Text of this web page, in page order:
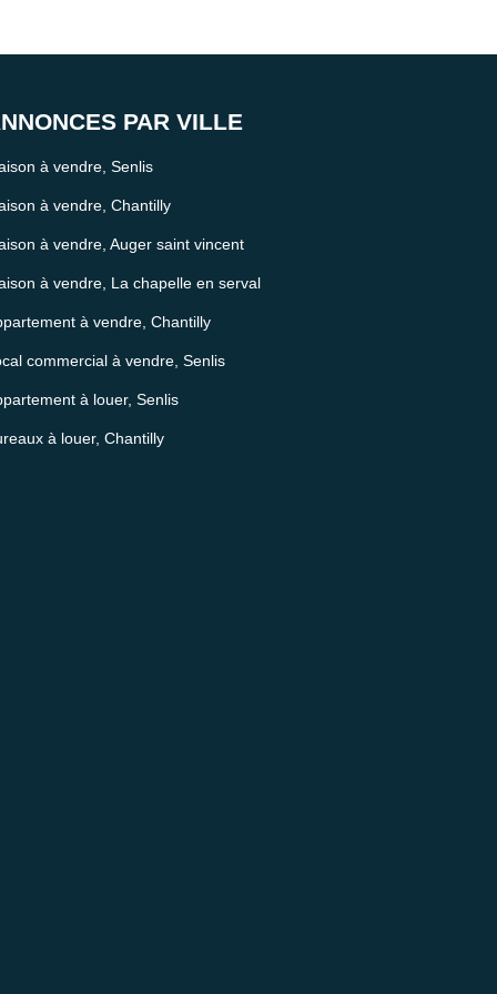
PAR VILLE
à vendre, Senlis
à vendre, Chantilly
à vendre, Auger saint vincent
à vendre, La chapelle en serval
à vendre, Chantilly
commercial à vendre, Senlis
à louer, Senlis
à louer, Chantilly